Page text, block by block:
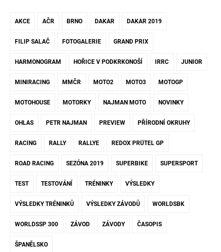
AKCE AČR BRNO DAKAR DAKAR 2019
FILIP SALAČ FOTOGALERIE GRAND PRIX
HARMONOGRAM HOŘICE V PODKRKONOŠÍ IRRC JUNIOR
MINIRACING MMČR MOTO2 MOTO3 MOTOGP
MOTOHOUSE MOTORKY NAJMAN MOTO NOVINKY
OHLAS PETR NAJMAN PREVIEW PŘÍRODNÍ OKRUHY
RACING RALLY RALLYE REDOX PRÜTEL GP
ROAD RACING SEZÓNA 2019 SUPERBIKE SUPERSPORT
TEST TESTOVÁNÍ TRÉNINKY VÝSLEDKY
VÝSLEDKY TRÉNINKŮ VÝSLEDKY ZÁVODŮ WORLDSBK
WORLDSSP 300 ZÁVOD ZÁVODY ČASOPIS
ŠPANĚLSKO